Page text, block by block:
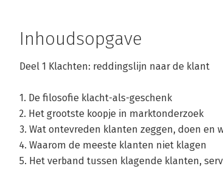
Inhoudsopgave
Deel 1 Klachten: reddingslijn naar de klant
1. De filosofie klacht-als-geschenk
2. Het grootste koopje in marktonderzoek
3. Wat ontevreden klanten zeggen, doen en
4. Waarom de meeste klanten niet klagen
5. Het verband tussen klagende klanten,